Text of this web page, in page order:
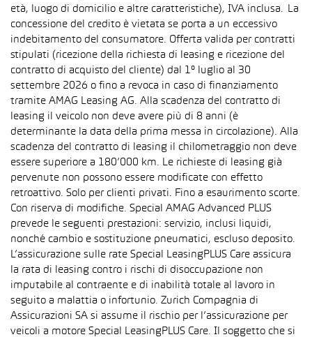
età, luogo di domicilio e altre caratteristiche), IVA inclusa. La
concessione del credito è vietata se porta a un eccessivo
indebitamento del consumatore. Offerta valida per contratti
stipulati (ricezione della richiesta di leasing e ricezione del
contratto di acquisto del cliente) dal 1° luglio al 30
settembre 2026 o fino a revoca in caso di finanziamento
tramite AMAG Leasing AG. Alla scadenza del contratto di
leasing il veicolo non deve avere più di 8 anni (è
determinante la data della prima messa in circolazione). Alla
scadenza del contratto di leasing il chilometraggio non deve
essere superiore a 180’000 km. Le richieste di leasing già
pervenute non possono essere modificate con effetto
retroattivo. Solo per clienti privati. Fino a esaurimento scorte.
Con riserva di modifiche. Special AMAG Advanced PLUS
prevede le seguenti prestazioni: servizio, inclusi liquidi,
nonché cambio e sostituzione pneumatici, escluso deposito.
L’assicurazione sulle rate Special LeasingPLUS Care assicura
la rata di leasing contro i rischi di disoccupazione non
imputabile al contraente e di inabilità totale al lavoro in
seguito a malattia o infortunio. Zurich Compagnia di
Assicurazioni SA si assume il rischio per l’assicurazione per
veicoli a motore Special LeasingPLUS Care. Il soggetto che si